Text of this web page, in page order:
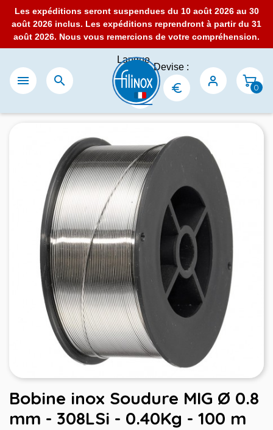
Les expéditions seront suspendues du 10 août 2026 au 30
août 2026 inclus. Les expéditions reprendront à partir du 31
août 2026. Nous vous remercions de votre compréhension.
 
Langue
:
Devise :
0
Bobine inox Soudure MIG Ø 0.8
mm - 308LSi - 0.40Kg - 100 m